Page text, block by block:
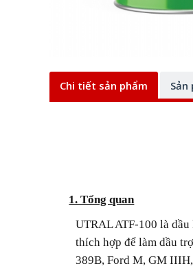
Chi tiết sản phẩm Sản
1. Tổng quan
UTRAL ATF-100 là
thích hợp để làm dầu
389B, Ford M,